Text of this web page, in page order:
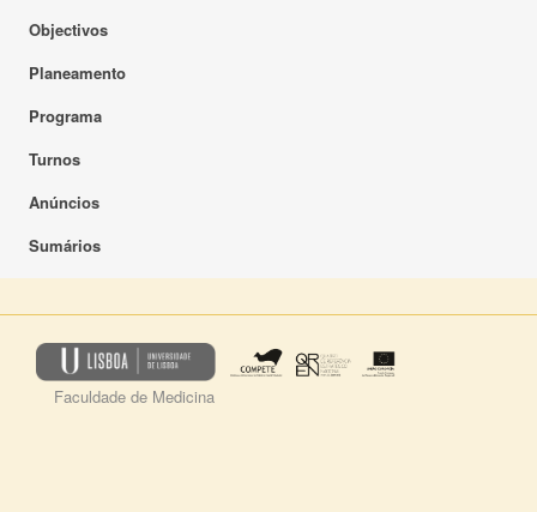
Objectivos
Planeamento
Programa
Turnos
Anúncios
Sumários
Faculdade de Medicina